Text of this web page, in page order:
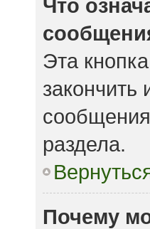
Что
Эта
закончить
раздела.
Почему